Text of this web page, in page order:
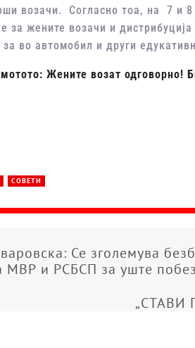
возачи. Согласно тоа, на 7 и
за жените возачи и
во автомобил и други
Жените возат одговорно!
СОВЕТИ
Се зголемува
и РСБСП за уште
„СТАВИ